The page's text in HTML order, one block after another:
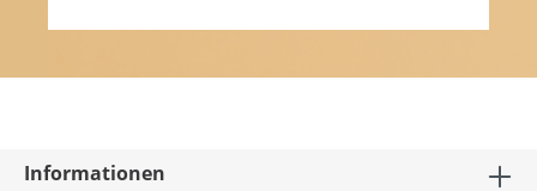
Informationen